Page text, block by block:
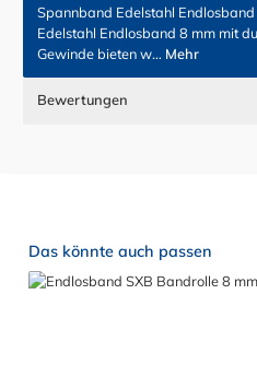
Spannband Edelstahl
Edelstahl Endlosband 8 mm mit
Gewinde bieten w… Mehr
Bewertungen
Produktgalerie überspringen
Das könnte auch passen